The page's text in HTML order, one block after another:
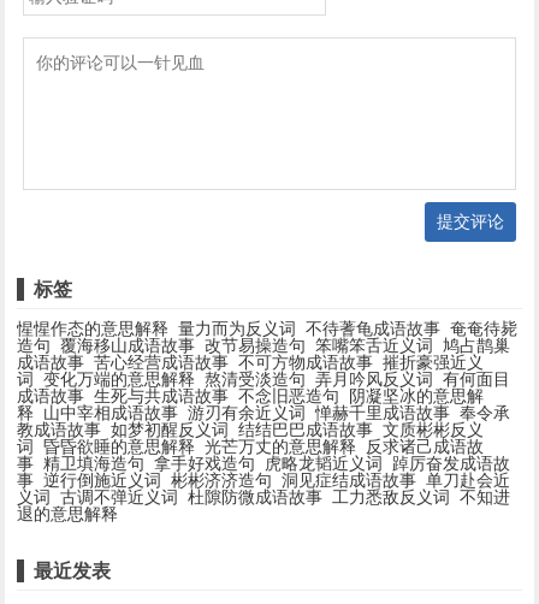
提交评论
标签
惺惺作态的意思解释 量力而为反义词 不待蓍龟成语故事 奄奄待毙
造句
覆海移山成语故事 改节易操造句 笨嘴笨舌近义词
鸠占鹊巢
成语故事 苦心经营成语故事 不可方物成语故事 摧折豪强近义
词
变化万端的意思解释 熬清受淡造句 弄月吟风反义词
有何面目
成语故事 生死与共成语故事 不念旧恶造句
阴凝坚冰的意思解
释
山中宰相成语故事 游刃有余近义词 惮赫千里成语故事 奉令承
教成语故事 如梦初醒反义词 结结巴巴成语故事 文质彬彬反义
词
昏昏欲睡的意思解释 光芒万丈的意思解释
反求诸己成语故
事 精卫填海造句 拿手好戏造句 虎略龙韬近义词
踔厉奋发成语故
事 逆行倒施近义词 彬彬济济造句 洞见症结成语故事 单刀赴会近
义词
古调不弹近义词 杜隙防微成语故事 工力悉敌反义词
不知进
退的意思解释
最近发表